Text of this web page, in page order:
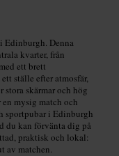
Edinburgh. Denna
kvarter, från
ett brett
ställe efter atmosfär,
skärmar och hög
mysig match och
sportpubar i Edinburgh
du kan förvänta dig på
praktisk och lokal:
av matchen.